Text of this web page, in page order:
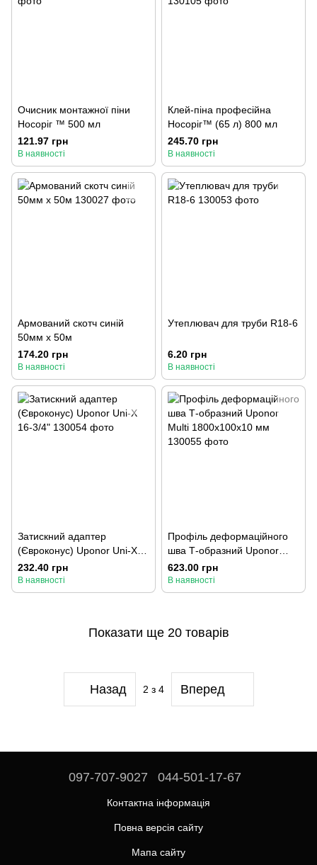
Очисник монтажної піни
Носоріг ™ 500 мл
121.97 грн
В наявності
Клей-піна професійна
Носоріг™ (65 л) 800 мл
245.70 грн
В наявності
Армований скотч синій
50мм x 50м
174.20 грн
В наявності
Утеплювач для труби R18-6
6.20 грн
В наявності
Затискний адаптер
(Євроконус) Uponor Uni-X
16-3/4"
232.40 грн
В наявності
Профіль деформаційного
шва Т-образний Uponor
Multi 1800х100х10 мм
623.00 грн
В наявності
Показати ще 20 товарів
Назад 2 з 4 Вперед
097-707-9027⁩ 044-501-17-67
Контактна інформація
Повна версія сайту
Мапа сайту